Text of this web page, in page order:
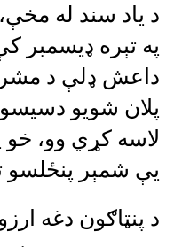
د یاد سند له
په تېره ډیسمبر
داعش ډلې د
پلان شویو دسیسو
لاسه کړي وو، خو
یې شمېر پنځلسو
د پنټاګون دغه